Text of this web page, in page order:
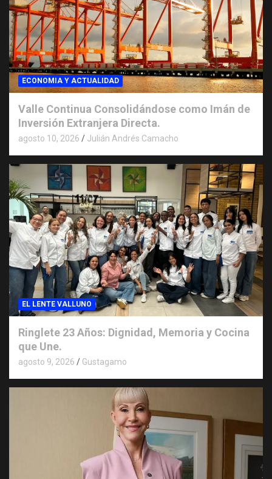
ECONOMIA Y ACTUALIDAD
Valle Continua Consolidándose como Imán de
Inversión Extranjera Directa.
agosto 10, 2026 Julián Andrés Camacho
EL LENTE VALLUNO
Ringlete 23 Años: Dignidad, Memoria y Cocina
que Une.
agosto 9, 2026 Gustagamo